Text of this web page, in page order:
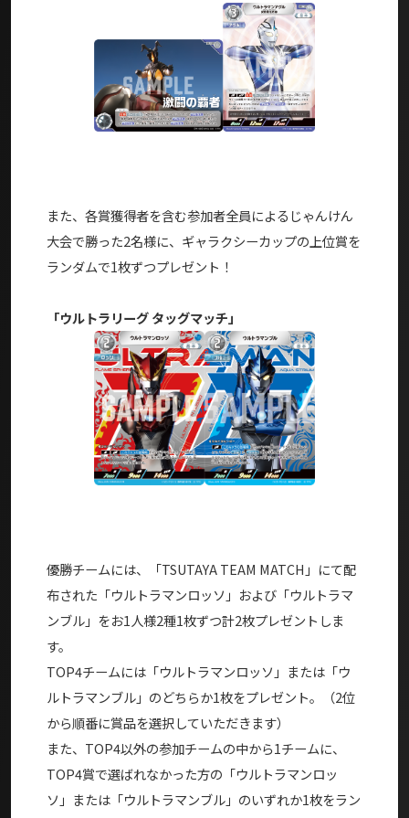
また、各賞獲得者を含む参加者全員によるじゃんけん
大会で勝った2名様に、ギャラクシーカップの上位賞を
ランダムで1枚ずつプレゼント！
「ウルトラリーグ タッグマッチ」
優勝チームには、「TSUTAYA TEAM MATCH」にて配
布された「ウルトラマンロッソ」および「ウルトラマ
ンブル」をお1人様2種1枚ずつ計2枚プレゼントしま
す。
TOP4チームには「ウルトラマンロッソ」または「ウ
ルトラマンブル」のどちらか1枚をプレゼント。（2位
から順番に賞品を選択していただきます）
また、TOP4以外の参加チームの中から1チームに、
TOP4賞で選ばれなかった方の「ウルトラマンロッ
ソ」または「ウルトラマンブル」のいずれか1枚をラン